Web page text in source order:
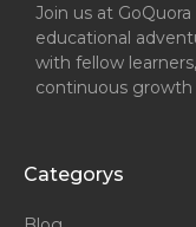
Join us at
educational
with fellow
continuous growth
Categorys